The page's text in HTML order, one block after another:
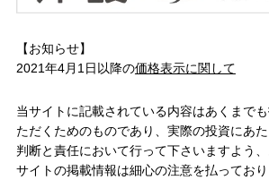
【お知らせ】
2021年4月1日以降の価格表示に関して
当サイトに記載されている内容はあくまで
ただくためのものであり、実際の投資にあ
判断と責任において行って下さいますよう
サイトの掲載情報は細心の注意を払ってお